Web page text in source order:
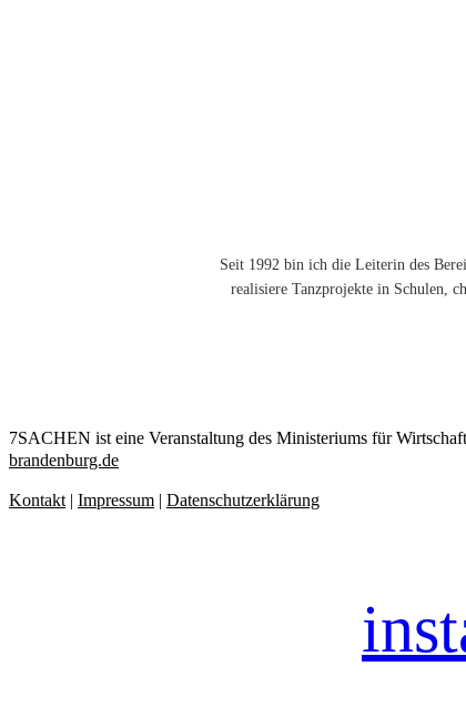
Seit 1992 bin ich die Leiterin des
realisiere Tanzprojekte in Schulen,
7SACHEN ist eine Veranstaltung des Ministeriums für
brandenburg.de
Kontakt | Impressum | Datenschutzerklärung